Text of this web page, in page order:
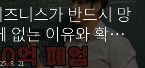
니스가 반드시 망
없는 이유와 확실
8. 21.